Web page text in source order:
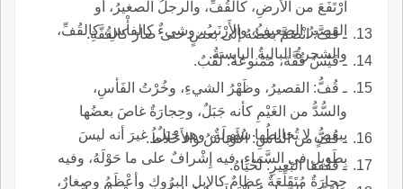
ارْتَفَعَ من الأرضِ، كالقُفِّ، والرجلُ الصغيرُ، أو
القصيرُ الضعيفُ، والأَرْنَبُ، وشيءٌ كالفأْسِ، كالقُفِّ،
والشجرةُ الباليةُ اليابِسةُ.
ـ قَفَّ: انْضَمَّ بعضُهُ إلى بعضٍ حتى صارَ كالقُفَّةِ.
ـ قَيْسُ قُفَّةَ، مَمْنوعةً: لَقَبٌ.
ـ قُفُّ: القصيرُ، وظَهْرُ الشيءِ، وخُرْتُ الفَأسِ،
والسُّدُّ من الغَيْمِ كأنه جَبَلٌ، وحِجارَةٌ غاصَ بعضُها
ببعضٍ لا تُخالِطُها سُهولَةٌ، وهو جَبَلٌ، غيرَ أنه ليسَ
بِطَويلٍ في السَّماءِ، فيه إِشْرافٌ على ما حَوْلَهُ، وفيه
حِجارَةٌ مُتَقَلِّعَةٌ عِظامٌ كالإِبِلِ البرُوكِ وأعْظَمُ وصِغارٌ،
ـ قُفُّ من الناسِ: الأَوْباشُ والأَخْلاطُ.
ـ قَفْقفا البَعيرِ: لَحْياهُ.